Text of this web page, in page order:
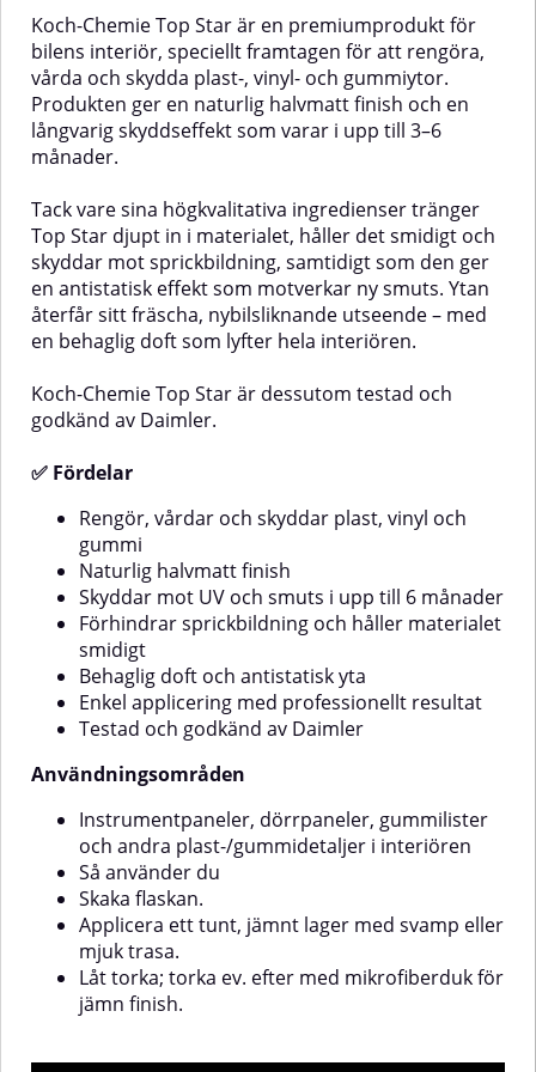
hållbart skydd som varar i flera
månader. Plast Star är också
utmärkt för dörrtätningar – den
återfettar gummit och förhindrar
att det fryser fast under kalla
perioder.✅ Fördelar med Koch-
Chemie Plast Star Silikonfri
(PSS)Återställer, skyddar och
gummiytorExtremt UV-tålig –
motverkar uttorkning och
blekningFörhindrar att
dörrtätningar fryserGer en
naturlig, sidenmatt glans utan
silikonLång hållbarhet – skydd i
flera månaderBehaglig doft och
enkel appliceringÄven lämplig för
gummidetaljerGodkänd av
DaimlerAnvändningsområden:För
dörrtätningar
m.m.Användning:Skaka flaskan
väl före användning.Applicera
jämnt på rena och torra ytor med
en svamp eller applikator.Gnid in
produkten noggrant och låt den
torka helt.💡 Tips: För en jämn
finish på större ytor – använd en
mjuk mikrofiberduk för att
eftertorka överskottet.
den behandlade ytor mot
blekning och sprödhet som kan
uppstå av solens UV-strålar och
väderpåverkan. Autosol Plastic
Cleaner är lätt att applicera och
lika användbar för fordonets
plastdetaljer som för hushålls-
CleanerEffektiv djuprengöring av
alla typer av plastGer plastytan
en förnyad glans och fräsch
färgMotverkar uttorkning och
blekningLätt att använda och
dryg i
användningAnvändningAvlägsna
Plastic Cleaner med en mjuk trasa
återkommer.⚠️ OBS! Använd inte
på heta ytor. Vid känsliga eller
på ett diskret område först.
Koch-Chemie Top Star är en premiumprodukt för
bilens interiör, speciellt framtagen för att rengöra,
vårda och skydda plast-, vinyl- och gummiytor.
Produkten ger en naturlig halvmatt finish och en
långvarig skyddseffekt som varar i upp till 3–6
månader.
Tack vare sina högkvalitativa ingredienser tränger
Top Star djupt in i materialet, håller det smidigt och
skyddar mot sprickbildning, samtidigt som den ger
en antistatisk effekt som motverkar ny smuts. Ytan
återfår sitt fräscha, nybilsliknande utseende – med
en behaglig doft som lyfter hela interiören.
Koch-Chemie Top Star är dessutom testad och
godkänd av Daimler.
✅ Fördelar
Rengör, vårdar och skyddar plast, vinyl och
gummi
Naturlig halvmatt finish
Skyddar mot UV och smuts i upp till 6 månader
Förhindrar sprickbildning och håller materialet
smidigt
Behaglig doft och antistatisk yta
Enkel applicering med professionellt resultat
Testad och godkänd av Daimler
Användningsområden
Instrumentpaneler, dörrpaneler, gummilister
och andra plast-/gummidetaljer i interiören
Så använder du
Skaka flaskan.
Applicera ett tunt, jämnt lager med svamp eller
mjuk trasa.
Låt torka; torka ev. efter med mikrofiberduk för
jämn finish.